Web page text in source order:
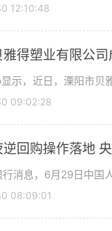
12:10:48
得塑业有限公
示，近日，溧阳市贝
09:02:28
逆回购操作落地
行消息，6月29日中国
08:09:01